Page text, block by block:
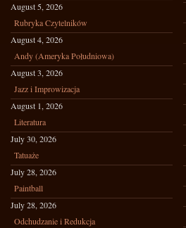
August 5, 2026
Rubryka Czytelników
August 4, 2026
Andy (Ameryka Południowa)
August 3, 2026
Jazz i Improwizacja
August 1, 2026
Literatura
July 30, 2026
Tatuaże
July 28, 2026
Paintball
July 28, 2026
Odchudzanie i Redukcja